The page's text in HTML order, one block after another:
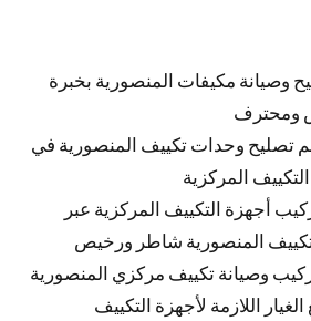
وصيانة مكيفات المنصورية بخبرة
ومحترف
تصليح وحدات تكييف المنصورية في
المركزية
أجهزة التكييف المركزية عبر
المنصورية شاطر ورخيص
وصيانة تكييف مركزي المنصورية
اللازمة لأجهزة التكييف